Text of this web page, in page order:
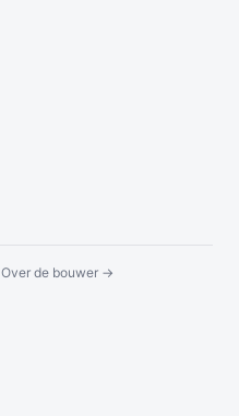
Over de bouwer →